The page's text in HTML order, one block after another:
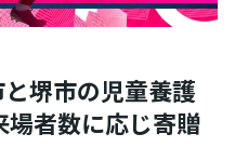
堺市の児童養護
者数に応じ寄贈